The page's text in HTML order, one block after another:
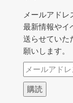
メールアドレ
最新情報やイ
送らせていた
願いします。
メ
ー
ル
購読